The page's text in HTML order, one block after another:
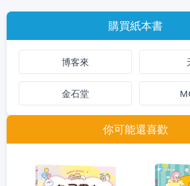
購買紙本書
博客來
金石堂
你可能還喜歡